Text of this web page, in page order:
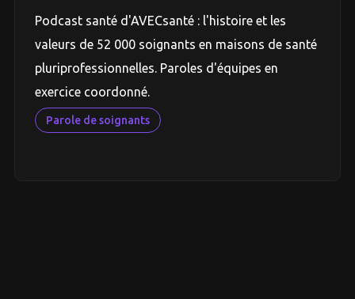
Podcast santé d'AVECsanté : l'histoire et les
valeurs de 52 000 soignants en maisons de santé
pluriprofessionnelles. Paroles d'équipes en
exercice coordonné.
Parole de soignants